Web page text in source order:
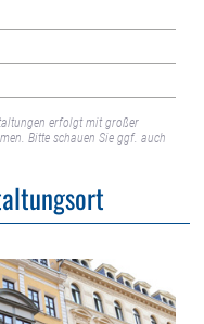
erfolgt mit großer
Bitte schauen Sie ggf. auch